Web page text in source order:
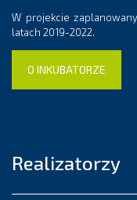
W projekcie
latach 2019-2022.
O INKUBATORZE
Realizatorzy